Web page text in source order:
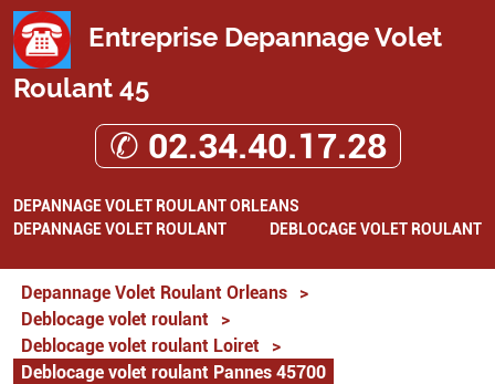
Entreprise Depannage Volet
Roulant 45
✆ 02.34.40.17.28
DEPANNAGE VOLET ROULANT ORLEANS
DEPANNAGE VOLET ROULANT
DEBLOCAGE VOLET ROULANT
Depannage Volet Roulant Orleans
>
Deblocage volet roulant
>
Deblocage volet roulant Loiret
>
Deblocage volet roulant Pannes 45700